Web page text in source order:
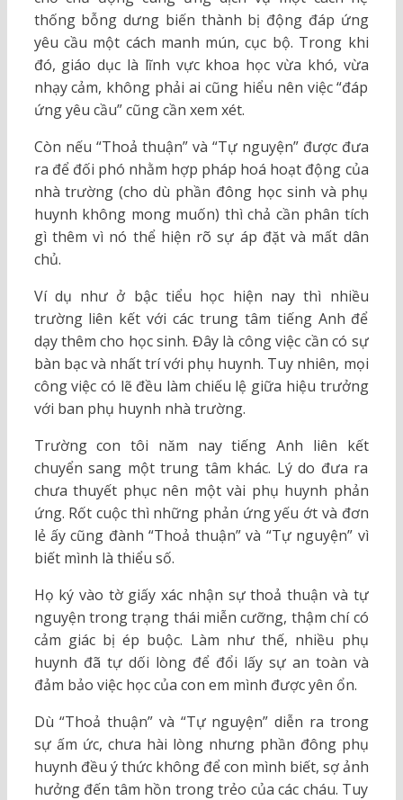
thống bỗng dưng biến thành bị động đáp ứng
yêu cầu một cách manh mún, cục bộ. Trong khi
đó, giáo dục là lĩnh vực khoa học vừa khó, vừa
nhạy cảm, không phải ai cũng hiểu nên việc “đáp
ứng yêu cầu” cũng cần xem xét.
Còn nếu “Thoả thuận” và “Tự nguyện” được đưa
ra để đối phó nhằm hợp pháp hoá hoạt động của
nhà trường (cho dù phần đông học sinh và phụ
huynh không mong muốn) thì chả cần phân tích
gì thêm vì nó thể hiện rõ sự áp đặt và mất dân
chủ.
Ví dụ như ở bậc tiểu học hiện nay thì nhiều
trường liên kết với các trung tâm tiếng Anh để
dạy thêm cho học sinh. Đây là công việc cần có sự
bàn bạc và nhất trí với phụ huynh. Tuy nhiên, mọi
công việc có lẽ đều làm chiếu lệ giữa hiệu trưởng
với ban phụ huynh nhà trường.
Trường con tôi năm nay tiếng Anh liên kết
chuyển sang một trung tâm khác. Lý do đưa ra
chưa thuyết phục nên một vài phụ huynh phản
ứng. Rốt cuộc thì những phản ứng yếu ớt và đơn
lẻ ấy cũng đành “Thoả thuận” và “Tự nguyện” vì
biết mình là thiểu số.
Họ ký vào tờ giấy xác nhận sự thoả thuận và tự
nguyện trong trạng thái miễn cưỡng, thậm chí có
cảm giác bị ép buộc. Làm như thế, nhiều phụ
huynh đã tự dối lòng để đổi lấy sự an toàn và
đảm bảo việc học của con em mình được yên ổn.
Dù “Thoả thuận” và “Tự nguyện” diễn ra trong
sự ấm ức, chưa hài lòng nhưng phần đông phụ
huynh đều ý thức không để con mình biết, sợ ảnh
hưởng đến tâm hồn trong trẻo của các cháu. Tuy